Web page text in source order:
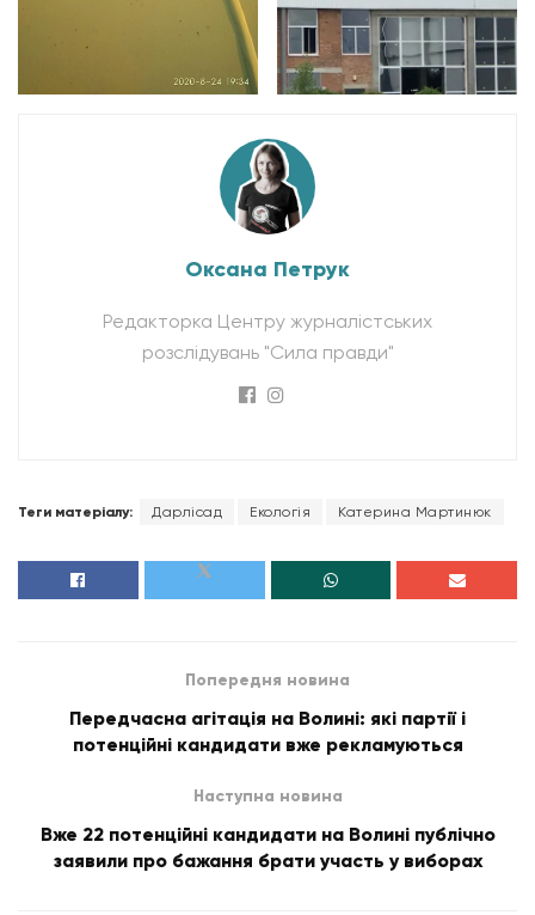
Оксана Петрук
Редакторка Центру журналістських
розслідувань "Сила правди"
Теги матеріалу: Дарлісад Екологія Катерина Мартинюк
Попередня новина
Передчасна агітація на Волині: які партії і
потенційні кандидати вже рекламуються
Наступна новина
Вже 22 потенційні кандидати на Волині публічно
заявили про бажання брати участь у виборах